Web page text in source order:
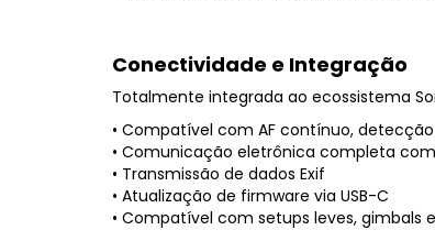
Conectividade e Integração
Totalmente integrada ao ecossistema
• Compatível com AF contínuo,
• Comunicação eletrônica completa
• Transmissão de dados Exif
• Atualização de firmware via USB-C
• Compatível com setups leves, gimbals